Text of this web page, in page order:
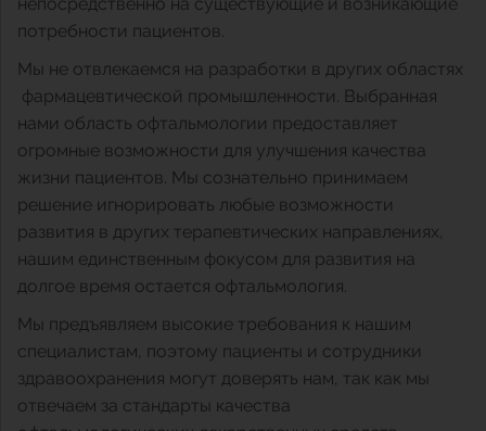
История
Обзор
Передача ценностей
нежелательных явлениях и cоблюдения
Технологии
Портфель продуктов
Условия использования
Обзор
Конфиденциальность данных
Политика в отношении использования файлов
cookie
потребности пациентов.
Мы не отвлекаемся на разработки в других областях
фармацевтической промышленности. Выбранная
нами область офтальмологии предоставляет
огромные возможности для улучшения качества
жизни пациентов. Мы сознательно принимаем
решение игнорировать любые возможности
развития в других терапевтических направлениях,
нашим единственным фокусом для развития на
долгое время остается офтальмология.
Мы предъявляем высокие требования к нашим
специалистам, поэтому пациенты и сотрудники
здравоохранения могут доверять нам, так как мы
отвечаем за стандарты качества